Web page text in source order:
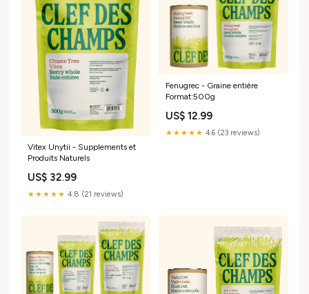
Vitex Unytii - Supplements et
Produits Naturels
US$ 32.99
★★★★★ 4.8 (21 reviews)
Fenugrec - Graine entière
Format:500g
US$ 12.99
★★★★★ 4.6 (23 reviews)